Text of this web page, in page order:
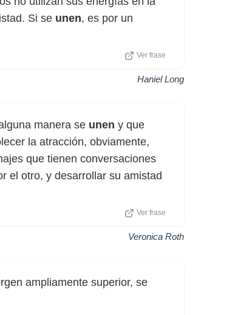
Si se unen, es por un
Ver frase
Haniel Long
manera se unen y que
la atracción, obviamente,
que tienen conversaciones
el otro, y desarrollar su amistad
Ver frase
Veronica Roth
ampliamente superior, se